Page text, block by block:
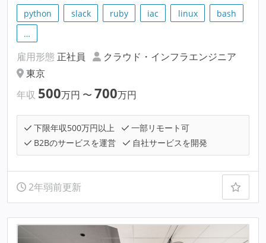
python slack ruby iac linux
bash
…
雇用形態 正社員
クラウド・インフラエンジニア
東京
年収 500万円 〜 700万円
下限年収500万円以上
一部リモート可
B2Bのサービスを運営
自社サービスを開発
2年弱前更新